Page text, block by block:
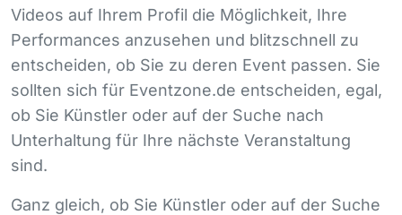
Videos auf Ihrem Profil die Möglichkeit, Ihre
Performances anzusehen und blitzschnell zu
entscheiden, ob Sie zu deren Event passen. Sie
sollten sich für Eventzone.de entscheiden, egal,
ob Sie Künstler oder auf der Suche nach
Unterhaltung für Ihre nächste Veranstaltung
sind.
Ganz gleich, ob Sie Künstler oder auf der Suche